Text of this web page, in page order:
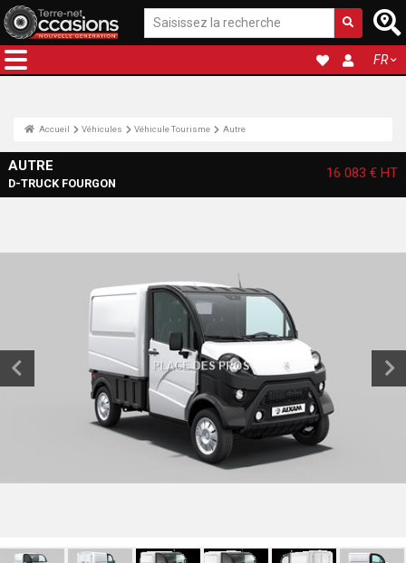
FR
Accueil Véhicules Véhicule Tourisme Autre
AUTRE
D-TRUCK FOURGON
16 083 € HT